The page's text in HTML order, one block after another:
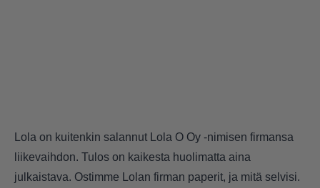
Lola on kuitenkin salannut Lola O Oy -nimisen firmansa
liikevaihdon. Tulos on kaikesta huolimatta aina
julkaistava. Ostimme Lolan firman paperit, ja mitä selvisi.